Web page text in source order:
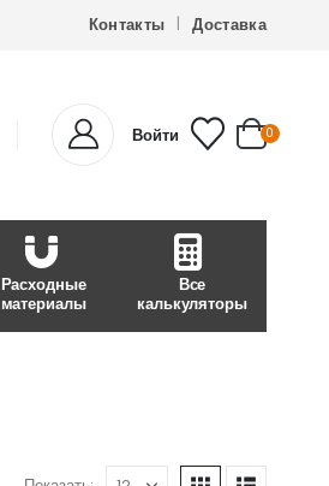
Контакты Доставка
Войти 0
Расходные
материалы
Все
калькуляторы